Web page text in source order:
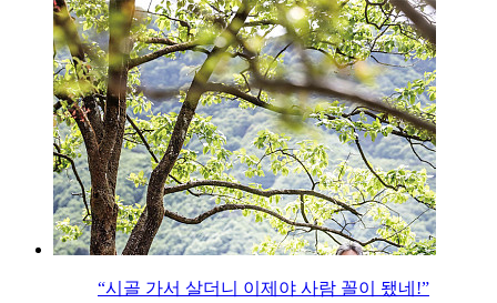
“시골 가서 살더니 이제야 사람 꼴이 됐네!”